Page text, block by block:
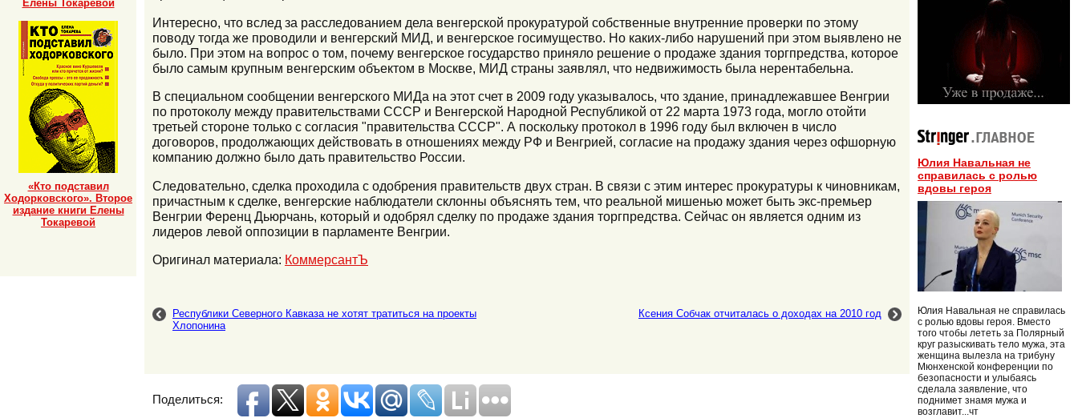
Интересно, что вслед за расследованием дела венгерской прокуратурой собственные внутренние проверки по этому
поводу тогда же проводили и венгерский МИД, и венгерское госимущество. Но каких-либо нарушений при этом выявлено не
было. При этом на вопрос о том, почему венгерское государство приняло решение о продаже здания торгпредства, которое
было самым крупным венгерским объектом в Москве, МИД страны заявлял, что недвижимость была нерентабельна.
В специальном сообщении венгерского МИДа на этот счет в 2009 году указывалось, что здание, принадлежавшее Венгрии
по протоколу между правительствами СССР и Венгерской Народной Республикой от 22 марта 1973 года, могло отойти
третьей стороне только с согласия "правительства СССР". А поскольку протокол в 1996 году был включен в число
договоров, продолжающих действовать в отношениях между РФ и Венгрией, согласие на продажу здания через офшорную
компанию должно было дать правительство России.
Следовательно, сделка проходила с одобрения правительств двух стран. В связи с этим интерес прокуратуры к чиновникам,
причастным к сделке, венгерские наблюдатели склонны объяснять тем, что реальной мишенью может быть экс-премьер
Венгрии Ференц Дьюрчань, который и одобрял сделку по продаже здания торгпредства. Сейчас он является одним из
лидеров левой оппозиции в парламенте Венгрии.
Оригинал материала: КоммерсантЪ
Республики Северного Кавказа не хотят тратиться на проекты
Хлопонина
Ксения Собчак отчиталась о доходах на 2010 год
Поделиться:
Юлия Навальная не
справилась с ролью
вдовы героя
Юлия Навальная не справилась
с ролью вдовы героя. Вместо
того чтобы лететь за Полярный
круг разыскивать тело мужа, эта
женщина вылезла на трибуну
Мюнхенской конференции по
безопасности и улыбаясь
сделала заявление, что
поднимет знамя мужа и
возглавит...чт
Елены Токаревой
«Кто подставил
Ходорковского». Второе
издание книги Елены
Токаревой